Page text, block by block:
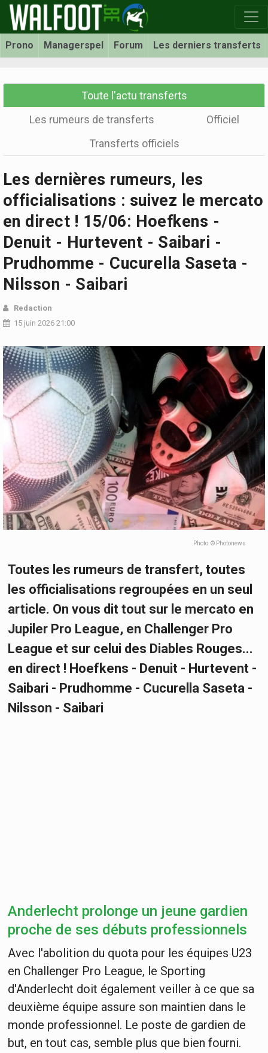
Prono Managerspel Forum Les derniers transferts
Toute l'actu transferts
Les rumeurs de transferts
Officiel
Transferts officiels
Les dernières rumeurs, les
officialisations : suivez le mercato
en direct ! 15/06: Hoefkens -
Denuit - Hurtevent - Saibari -
Prudhomme - Cucurella Saseta -
Nilsson - Saibari
Redaction
15 juin 2026 21:00
Photo: © Photonews
Toutes les rumeurs de transfert, toutes
les officialisations regroupées en un seul
article. On vous dit tout sur le mercato en
Jupiler Pro League, en Challenger Pro
League et sur celui des Diables Rouges...
en direct ! Hoefkens - Denuit - Hurtevent -
Saibari - Prudhomme - Cucurella Saseta -
Nilsson - Saibari
Anderlecht prolonge un jeune gardien
proche de ses débuts professionnels
Avec l'abolition du quota pour les équipes U23
en Challenger Pro League, le Sporting
d'Anderlecht doit également veiller à ce que sa
deuxième équipe assure son maintien dans le
monde professionnel. Le poste de gardien de
but, en tout cas, semble plus que bien fourni.